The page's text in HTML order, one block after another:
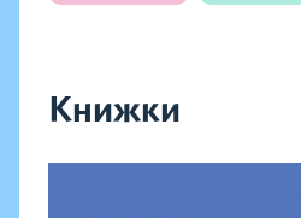
Книжки